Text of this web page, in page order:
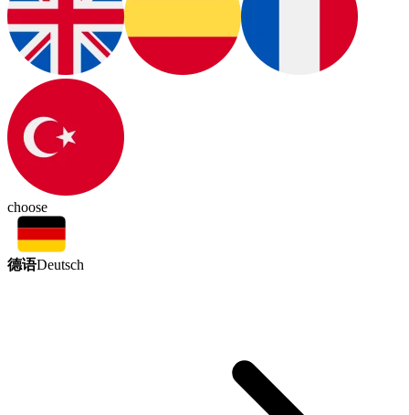
choose
德语Deutsch